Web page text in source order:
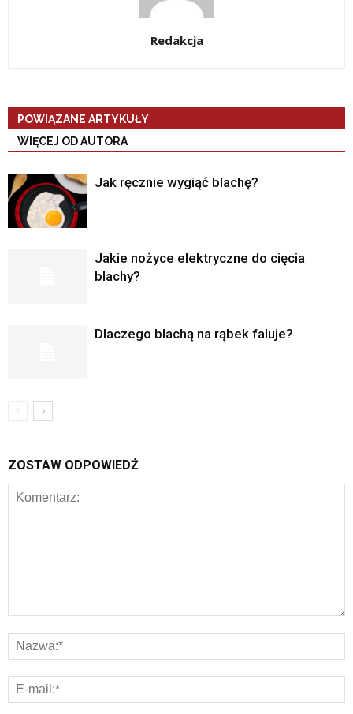
Redakcja
POWIĄZANE ARTYKUŁY
WIĘCEJ OD AUTORA
Jak ręcznie wygiąć blachę?
Jakie nożyce elektryczne do cięcia
blachy?
Dlaczego blachą na rąbek faluje?
ZOSTAW ODPOWIEDŹ